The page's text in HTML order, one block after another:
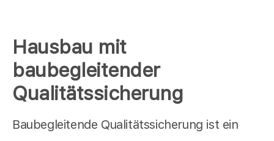
Hausbau mit
baubegleitender
Qualitätssicherung
Baubegleitende Qualitätssicherung ist ein